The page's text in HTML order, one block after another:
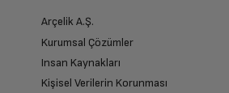
Ürünü Yetkili Servise Teslim Edin
Ürünü eksiksiz ve hasarsız olarak faturası ile
Arçelik A.Ş.
Kurumsal Çözümler
Insan Kaynakları
Kişisel Verilerin Korunması